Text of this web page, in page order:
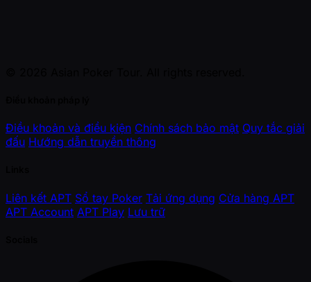
Điều khoản và điều kiện Chính sách bảo mật Quy tắc giải
đấu Hướng dẫn truyền thông
Liên kết APT Sổ tay Poker Tải ứng dụng Cửa hàng APT
APT Account APT Play Lưu trữ